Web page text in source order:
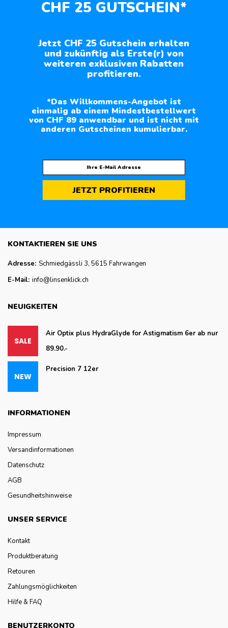
CHF 25 GUTSCHEIN*
Jetzt CHF 25 Gutschein erhalten
und zukünftig als Erste(r) von
weiteren exklusiven Rabatten
profitieren.
*Das Willkommens-Angebot ist
einmalig ab einem Mindestbestellwert
von CHF 89 anwendbar und ist nicht mit
anderen Gutscheinen kumulierbar.
JETZT PROFITIEREN
KONTAKTIEREN SIE UNS
Adresse: Schmiedgässli 3, 5615 Fahrwangen
E-Mail: info@linsenklick.ch
NEUIGKEITEN
Air Optix plus HydraGlyde for Astigmatism 6er ab nur
89.90.-
Precision 7 12er
INFORMATIONEN
Impressum
Versandinformationen
Datenschutz
AGB
Gesundheitshinweise
UNSER SERVICE
Kontakt
Produktberatung
Retouren
Zahlungsmöglichkeiten
Hilfe & FAQ
BENUTZERKONTO